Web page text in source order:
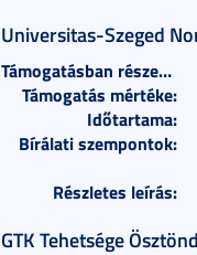
Universitas-Szeged
Támogatásban részesülők száma:
Támogatás mértéke:
Időtartama:
Bírálati szempontok:
Részletes leírás:
GTK Tehetsége